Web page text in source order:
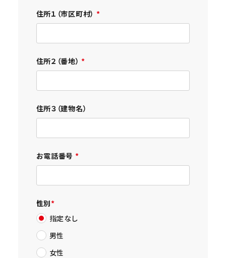
住所１（市区町村）
(
須
住所２（番地）
(
須
)
住所３（建物名）
お電話番号
(
須
性別
(
必
須
)
指定なし
男性
女性